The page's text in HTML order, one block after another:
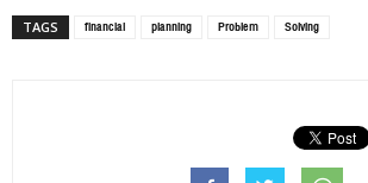
TAGS financial planning Problem Solving